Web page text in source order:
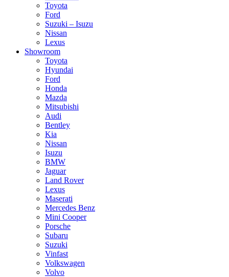
Toyota
Ford
Suzuki – Isuzu
Nissan
Lexus
Showroom
Toyota
Hyundai
Ford
Honda
Mazda
Mitsubishi
Audi
Bentley
Kia
Nissan
Isuzu
BMW
Jaguar
Land Rover
Lexus
Maserati
Mercedes Benz
Mini Cooper
Porsche
Subaru
Suzuki
Vinfast
Volkswagen
Volvo